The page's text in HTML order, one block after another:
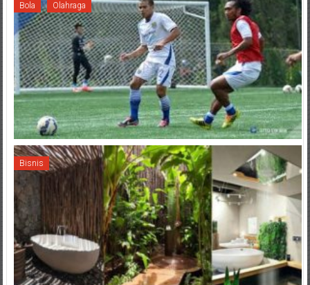
Bola Olahraga
Bisnis